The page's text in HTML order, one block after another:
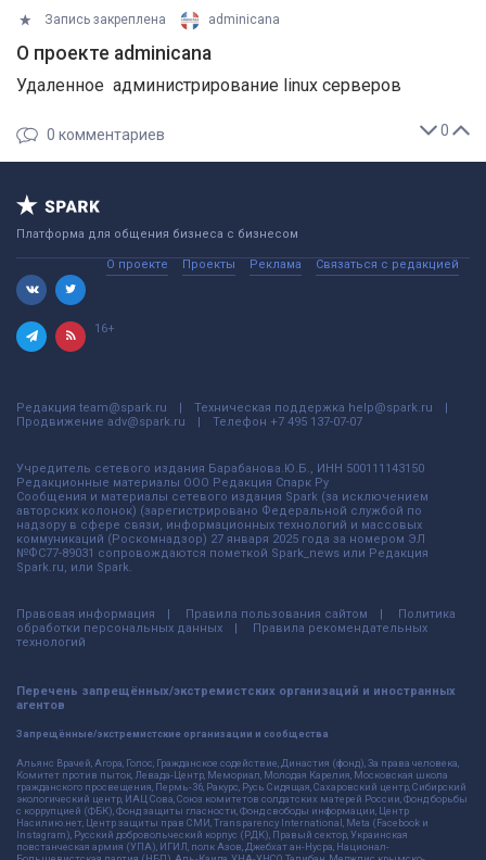
Запись закреплена adminicana
О проекте adminicana
Удаленное администрирование linux серверов
0
0 комментариев
Платформа для общения бизнеса с бизнесом
О проекте Проекты Реклама Связаться с редакцией
16+
Редакция team@spark.ru Техническая поддержка help@spark.ru
Продвижение adv@spark.ru Телефон +7 495 137-07-07
Учредитель сетевого издания Барабанова.Ю.Б., ИНН 500111143150
Редакционные материалы ООО Редакция Спарк Ру
Сообщения и материалы сетевого издания Spark (за исключением
авторских колонок) (зарегистрировано Федеральной службой по
надзору в сфере связи, информационных технологий и массовых
коммуникаций (Роскомнадзор) 27 января 2025 года за номером ЭЛ
№ФС77-89031 сопровождаются пометкой Spark_news или Редакция
Spark.ru, или Spark.
Правовая информация Правила пользования сайтом
Политика
обработки персональных данных
Правила рекомендательных
технологий
Перечень запрещённых/экстремистских организаций и иностранных
агентов
Запрещённые/экстремистские организации и сообщества
Альянс Врачей, Агора, Голос, Гражданское содействие, Династия (фонд), За права человека,
Комитет против пыток, Левада-Центр, Мемориал, Молодая Карелия, Московская школа
гражданского просвещения, Пермь-36, Ракурс, Русь Сидящая, Сахаровский центр, Сибирский
экологический центр, ИАЦ Сова, Союз комитетов солдатских матерей России, Фонд борьбы
с коррупцией (ФБК), Фонд защиты гласности, Фонд свободы информации, Центр
Насилию.нет, Центр защиты прав СМИ, Transparency International, Meta (Facebook и
Instagram), Русский добровольческий корпус (РДК), Правый сектор, Украинская
повстанческая армия (УПА), ИГИЛ, полк Азов, Джебхат ан-Нусра, Национал-